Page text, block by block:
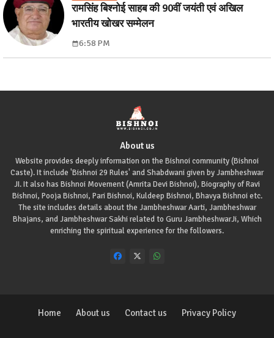
रामसिंह बिश्नोई साहब की 90वीं जयंती एवं अखिल
भारतीय खोखर सम्मेलन
6:58 PM
About us
Website provides deeply information on the Bishnoi community (Bishnoi
Caste). It include 'Bishnoi 29 Rules' and Shabdwani given by Jambheshwar
JI. It also has Bishnoi Movement (Amrita Devi Bishnoi), Biography of Ravi
Bishnoi, Pooja Bishnoi, Pari Bishnoi, Kuldeep Bishnoi, Bhavya Bishnoi etc.
The site includes details about the Jambheshwar Aarti, Jambheshwar
Bhajans, and Jambheshwar Sakhi related to Guru JambheshwarJi, Which
enriching the spiritual experience for the followers.
Home About us Contact us Privacy Policy